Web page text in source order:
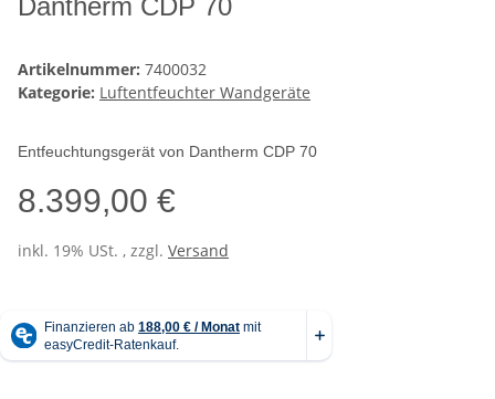
Dantherm CDP 70
Artikelnummer: 7400032
Kategorie: Luftentfeuchter Wandgeräte
Entfeuchtungsgerät von Dantherm CDP 70
8.399,00 €
inkl. 19% USt. , zzgl. Versand